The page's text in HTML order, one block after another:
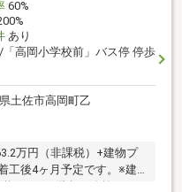
60%
あり
高岡小学校前」バス停 停歩
土佐市高岡町乙
万円（非課税）+建物プ
工後4ヶ月予定です。※建